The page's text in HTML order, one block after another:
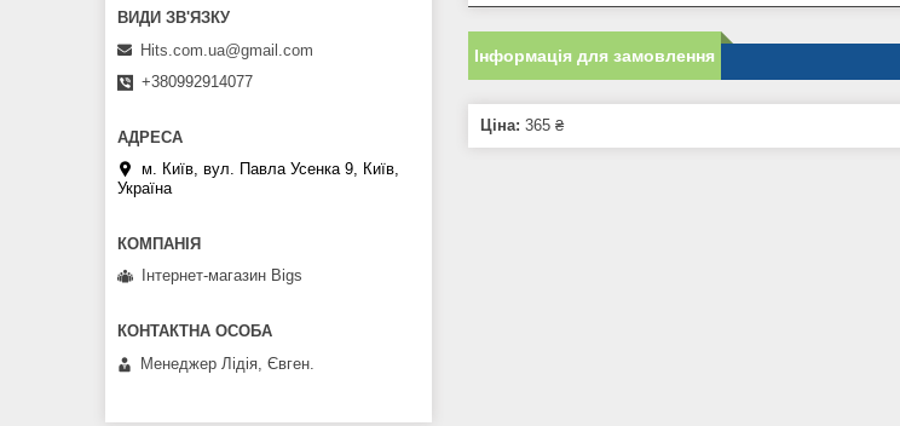
Інформація для замовлення
Ціна: 365 ₴
Hits.com.ua@gmail.com
+380992914077
м. Київ, вул. Павла Усенка 9, Київ,
Україна
Інтернет-магазин Bigs
Менеджер Лідія, Євген.